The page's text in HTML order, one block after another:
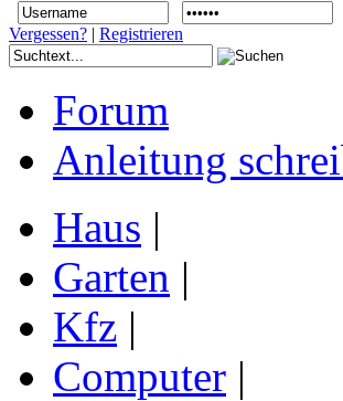
Vergessen? | Registrieren
Forum
Anleitung
Haus |
Garten |
Kfz |
Computer |